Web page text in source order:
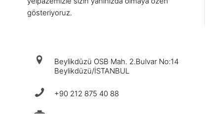
gösteriyoruz.
Beylikdüzü OSB Mah. 2.Bulvar No:14
Beylikdüzü/İSTANBUL
+90 212 875 40 88